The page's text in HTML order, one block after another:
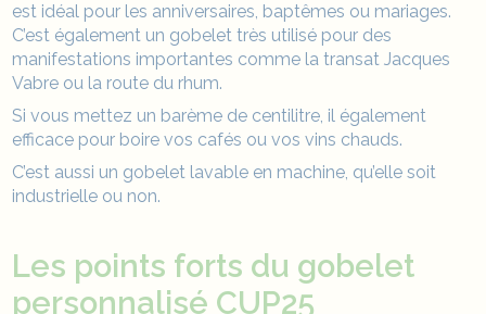
est idéal pour les anniversaires, baptêmes ou mariages.
C’est également un gobelet très utilisé pour des
manifestations importantes comme la transat Jacques
Vabre ou la route du rhum.
Si vous mettez un barème de centilitre, il également
efficace pour boire vos cafés ou vos vins chauds.
C’est aussi un gobelet lavable en machine, qu’elle soit
industrielle ou non.
Les points forts du gobelet
personnalisé CUP25